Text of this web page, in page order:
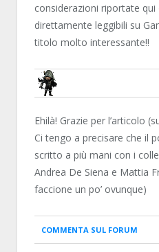
considerazioni riportate
direttamente leggibili su
titolo molto interessante!!
ZIOMORTI
Ehilà! Grazie per l’articolo
Ci tengo a precisare che il
scritto a più mani con i
Andrea De Siena e Mattia
faccione un po’ ovunque)
COMMENTA SUL FORUM